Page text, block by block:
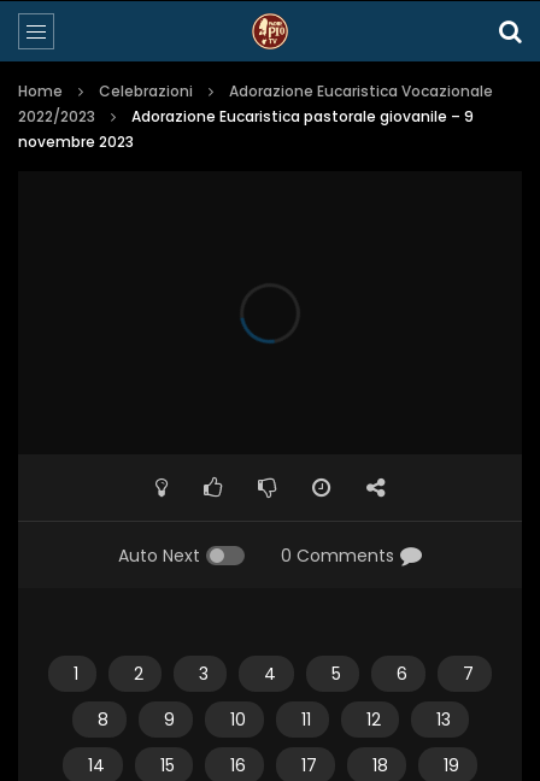
Home Celebrazioni
Adorazione Eucaristica Vocazionale
2022/2023
Adorazione Eucaristica pastorale giovanile – 9
novembre 2023
Auto Next 0 Comments
1 2 3 4 5 6
7
8
9 10 11 12
13
14
15 16 17 18
19